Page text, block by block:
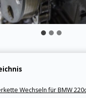
Wechseln für BMW